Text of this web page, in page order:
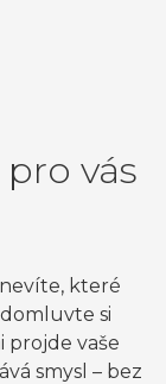
vás
které
si
projde vaše
smysl – bez